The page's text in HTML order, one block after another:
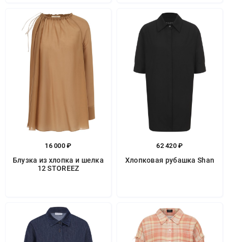
16 000 ₽
Блузка из хлопка и шелка
12 STOREEZ
62 420 ₽
Хлопковая рубашка Shan